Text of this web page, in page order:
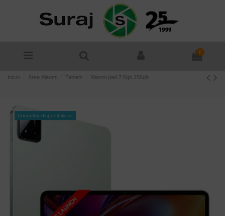
0
Inicio Área Xiaomi Tablets Xiaomi pad 7 8gb 256gb
Consultar disponibilidad